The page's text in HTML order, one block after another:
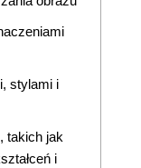
stylami i
takich jak
i